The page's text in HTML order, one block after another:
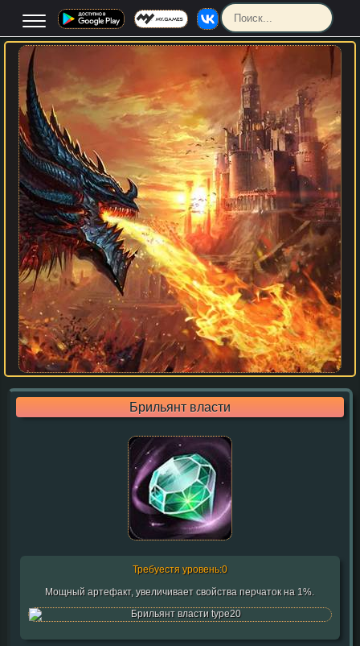
Брильянт власти
Требуестя уровень:0
Мощный артефакт, увеличивает свойства перчаток на 1%.